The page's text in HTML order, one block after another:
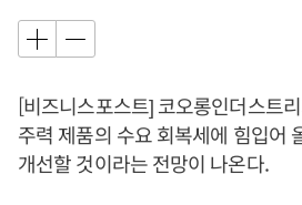
[비즈니스포스트] 코오롱인더스트
주력 제품의 수요 회복세에 힘입어
개선할 것이라는 전망이 나온다.